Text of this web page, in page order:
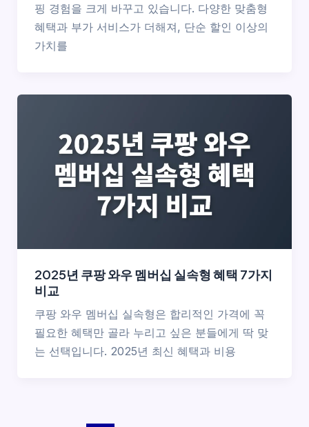
핑 경험을 크게 바꾸고 있습니다. 다양한 맞춤형
혜택과 부가 서비스가 더해져, 단순 할인 이상의
가치를
2025년 쿠팡 와우 멤버십 실속형 혜택 7가지
비교
쿠팡 와우 멤버십 실속형은 합리적인 가격에 꼭
필요한 혜택만 골라 누리고 싶은 분들에게 딱 맞
는 선택입니다. 2025년 최신 혜택과 비용